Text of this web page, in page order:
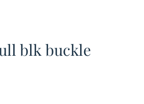
blk buckle